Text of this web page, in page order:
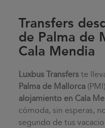
Transfers
de Palma de
Cala Mendia
Luxbus Transfers te
Palma de Mallorca
alojamiento en Cala
cómoda, sin esperas,
segundo de tus